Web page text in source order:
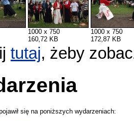
1000 x 750
160,72 KB
1000 x 750
172,87 KB
tutaj, żeby
się na poniższych wydarzeniach: